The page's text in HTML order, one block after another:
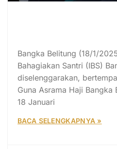
Bangka Belitung (18/1/
Bahagiakan Santri (IBS)
diselenggarakan,
Guna Asrama Haji Bangka
18 Januari
BACA SELENGKAPNYA »